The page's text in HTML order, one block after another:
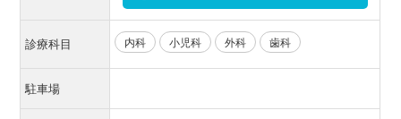
診療科目 内科 小児科 外科 歯科
駐車場